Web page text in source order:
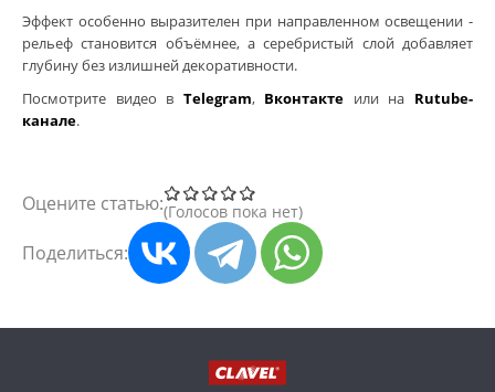
трафареты для декора
Эффект особенно выразителен при направленном освещении -
рельеф становится объёмнее, а серебристый слой добавляет
глубину без излишней декоративности.
Посмотрите видео в Telegram, Вконтакте или на Rutube-
канале.
Оцените статью: Голосов пока нет
Поделиться: